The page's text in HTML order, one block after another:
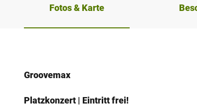
Fotos & Karte
Groovemax
Platzkonzert | Eintritt frei!